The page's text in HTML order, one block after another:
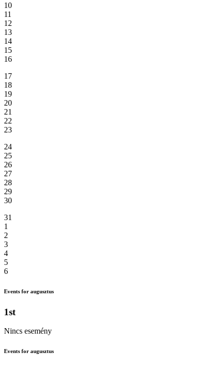
10
11
12
13
14
15
16
17
18
19
20
21
22
23
24
25
26
27
28
29
30
31
1
2
3
4
5
6
Events for augusztus
1st
Nincs esemény
Events for augusztus